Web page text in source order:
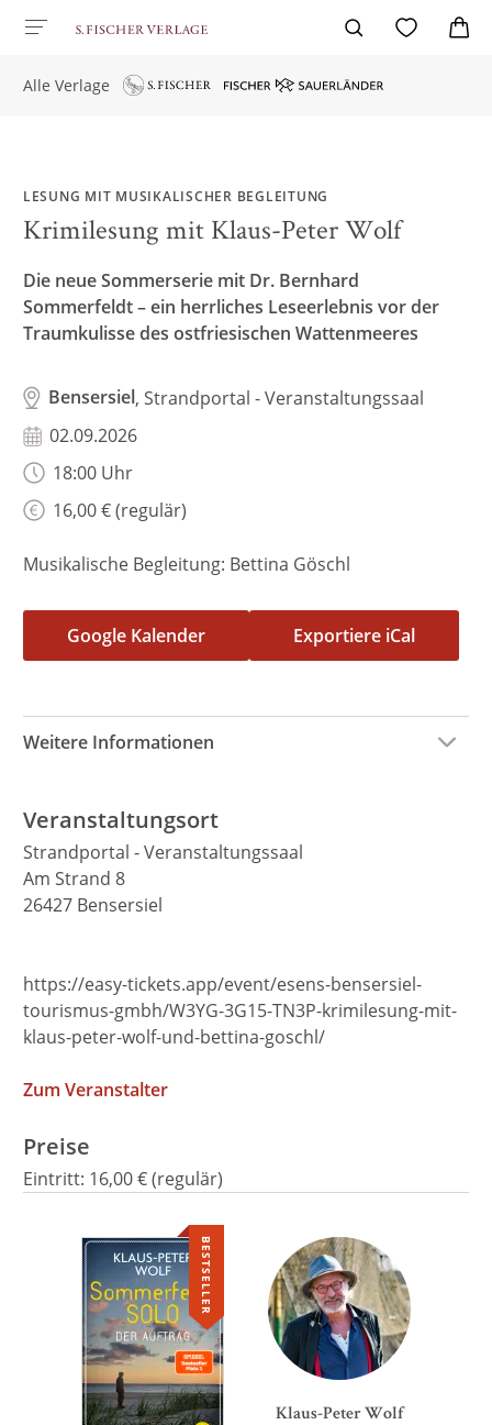
Alle Verlage
LESUNG MIT MUSIKALISCHER BEGLEITUNG
Krimilesung mit Klaus-Peter Wolf
Die neue Sommerserie mit Dr. Bernhard
Sommerfeldt – ein herrliches Leseerlebnis vor der
Traumkulisse des ostfriesischen Wattenmeeres
Bensersiel, Strandportal - Veranstaltungssaal
02.09.2026
18:00 Uhr
16,00 € (regulär)
Musikalische Begleitung: Bettina Göschl
Google Kalender Exportiere iCal
Weitere Informationen
Veranstaltungsort
Strandportal - Veranstaltungssaal
Am Strand 8
26427 Bensersiel
https://easy-tickets.app/event/esens-bensersiel-
tourismus-gmbh/W3YG-3G15-TN3P-krimilesung-mit-
klaus-peter-wolf-und-bettina-goschl/
Zum Veranstalter
Preise
Eintritt: 16,00 € (regulär)
We need your consent to
load the Google Maps
service!
This content is not permitted to load due to
trackers that are not disclosed to the visitor.
The website owner needs to setup the site
BESTSELLER
Klaus-Peter Wolf